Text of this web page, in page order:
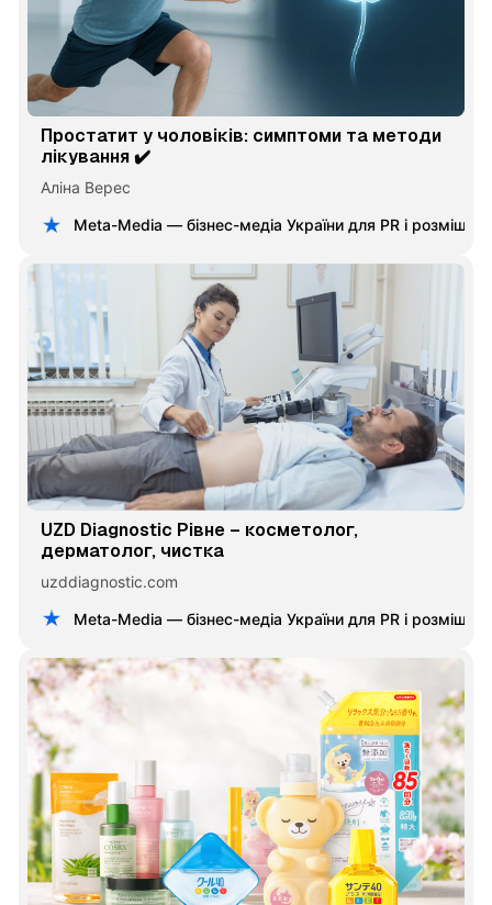
Простатит у чоловіків: симптоми та методи
лікування ✔️
Аліна Верес
Meta-Media — бізнес-медіа України для PR і
UZD Diagnostic Рівне – косметолог,
дерматолог, чистка
uzddiagnostic.com
Meta-Media — бізнес-медіа України для PR і